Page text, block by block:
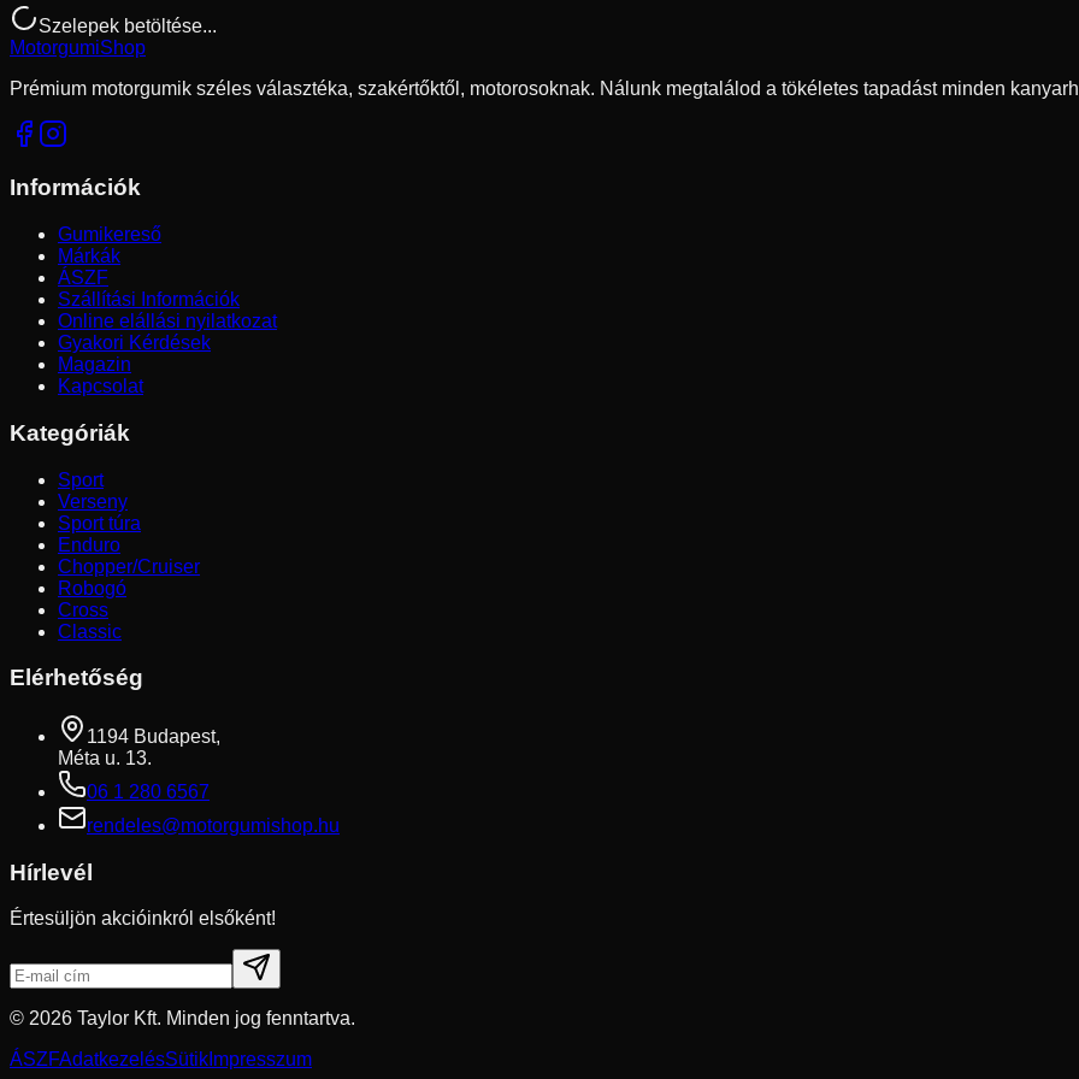
Szelepek betöltése...
MotorgumiShop
Prémium motorgumik széles választéka, szakértőktől, motorosoknak. Nálunk megtalálod a tökéletes tapadást minden
Információk
Gumikereső
Márkák
ÁSZF
Szállítási Információk
Online elállási nyilatkozat
Gyakori Kérdések
Magazin
Kapcsolat
Kategóriák
Sport
Verseny
Sport túra
Enduro
Chopper/Cruiser
Robogó
Cross
Classic
Elérhetőség
1194 Budapest,
Méta u. 13.
06 1 280 6567
rendeles@motorgumishop.hu
Hírlevél
Értesüljön akcióinkról elsőként!
© 2026 Taylor Kft. Minden jog fenntartva.
ÁSZFAdatkezelésSütik Impresszum